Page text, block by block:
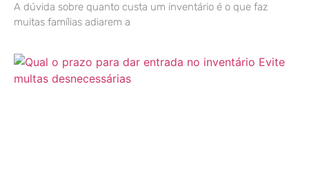
A dúvida sobre quanto custa um inventário é o que faz
muitas famílias adiarem a